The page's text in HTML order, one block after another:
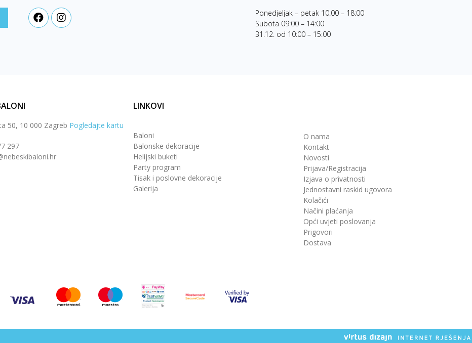
Ponedjeljak – petak 10:00 – 18:00
Subota 09:00 – 14:00
31.12. od 10:00 – 15:00
50, 10 000 Zagreb Pogledajte kartu
297
LINKOVI
Baloni
Balonske dekoracije
Helijski buketi
Party program
Tisak i poslovne dekoracije
Galerija
O nama
Kontakt
Novosti
Prijava/Registracija
Izjava o privatnosti
Jednostavni raskid ugovora
Kolačići
Načini plaćanja
Opći uvjeti poslovanja
Prigovori
Dostava